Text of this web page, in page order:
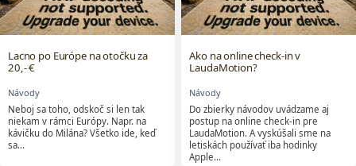
Lacno po Európe na otočku za
20,- €
Návody
Neboj sa toho, odskoč si len tak
niekam v rámci Európy. Napr. na
kávičku do Milána? Všetko ide, keď
sa…
Ako na online check-in v
LaudaMotion?
Návody
Do zbierky návodov uvádzame aj
postup na online check-in pre
LaudaMotion. A vyskúšali sme na
letiskách používať iba hodinky
Apple…